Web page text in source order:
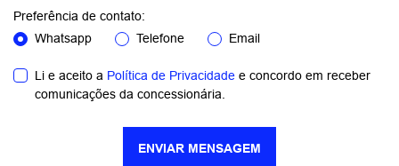
Preferência de contato:
Whatsapp
Telefone Email
Li e aceito a Política de Privacidade e concordo em receber
comunicações da concessionária.
ENVIAR MENSAGEM